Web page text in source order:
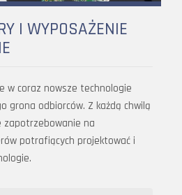
I WYPOSAŻENIE
w coraz nowsze technologie
grona odbiorców. Z każdą chwilą
zapotrzebowanie na
potrafiących projektować i